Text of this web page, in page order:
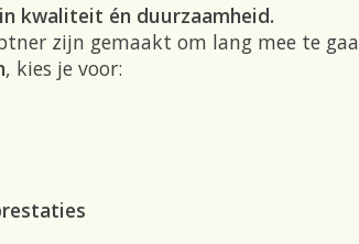
kwaliteit én duurzaamheid.
zijn gemaakt om lang mee te
, kies je voor: